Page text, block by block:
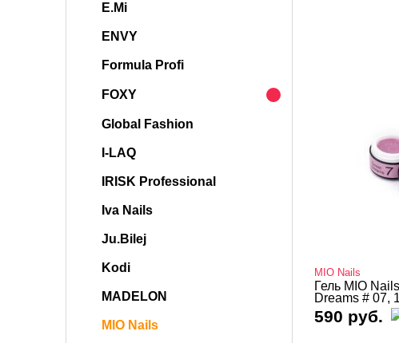
E.Mi
ENVY
Formula Profi
FOXY
Global Fashion
I-LAQ
IRISK Professional
Iva Nails
Ju.Bilej
Kodi
MADELON
MIO Nails
MIO Nails
Гель MIO
Dreams # 07,
590 руб.